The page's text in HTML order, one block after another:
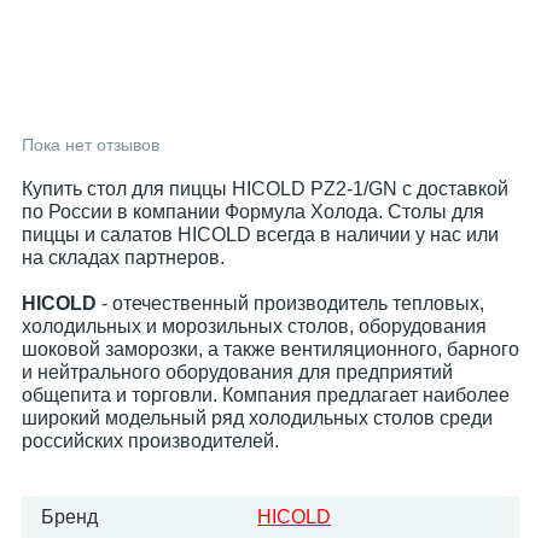
Пока нет отзывов
Купить стол для пиццы HICOLD PZ2-1/GN с доставкой
по России в компании Формула Холода. Столы для
пиццы и салатов HICOLD всегда в наличии у нас или
на складах партнеров.
HICOLD - отечественный производитель тепловых,
холодильных и морозильных столов, оборудования
шоковой заморозки, а также вентиляционного, барного
и нейтрального оборудования для предприятий
общепита и торговли. Компания предлагает наиболее
широкий модельный ряд холодильных столов среди
российских производителей.
Бренд HICOLD